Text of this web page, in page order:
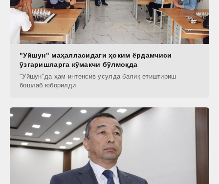
"Уйшун" маҳалласидаги ҳоким ёрдамчиси
ўзгаришларга кўмакчи бўлмоқда
"Уйшун"да ҳам интенсив усулда балиқ етиштириш
бошлаб юборилди